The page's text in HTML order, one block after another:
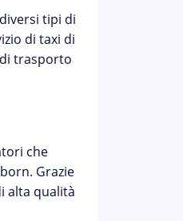
tipi di
di taxi di
trasporto
che
Grazie
alta qualità